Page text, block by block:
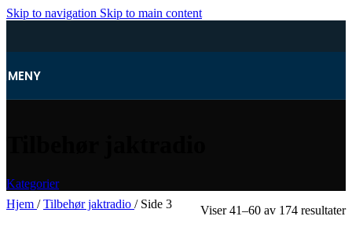
Skip to navigation Skip to main content
MENY
Kategorier
Hjem / Tilbehør jaktradio / Side 3 Viser 41–60 av 174 resultater